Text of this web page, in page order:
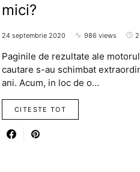
mici?
24 septembrie 2020 986 views
Paginile de rezultate ale
cautare s-au schimbat
ani. Acum, in loc de o…
CITESTE TOT